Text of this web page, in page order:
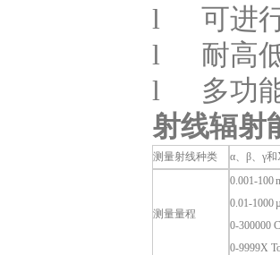
l 可进行
l 耐高
l 多功
射线辐射
测量射线种类 α、β、γ
测量量程
0.001-100
0.01-1000
0-300000
0-9999X